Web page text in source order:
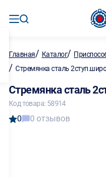
Главная/ Каталог/
/ Стремянка сталь
Стремянка сталь
Код товара: 58914
0 0 отзывов